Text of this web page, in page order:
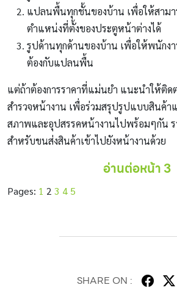
แปลนพื้นทุกชั้นของบ้าน เพื่อให้สามา
ตำแหน่งที่ตั้งของประตูหน้าต่างได้
รูปด้านทุกด้านของบ้าน เพื่อให้พนักง
ต้องกับแปลนพื้น
แต่ถ้าต้องการราคาที่แม่นยำ แนะนำให้ติด
สำรวจหน้างาน เพื่อร่วมสรุปรูปแบบสินค้า
สภาพและอุปสรรคหน้างานไปพร้อมๆกัน
สำหรับขนส่งสินค้าเข้าไปยังหน้างานด้วย
อ่านต่อหน้า 3
Pages: 1 2 3 4 5
SHARE ON :